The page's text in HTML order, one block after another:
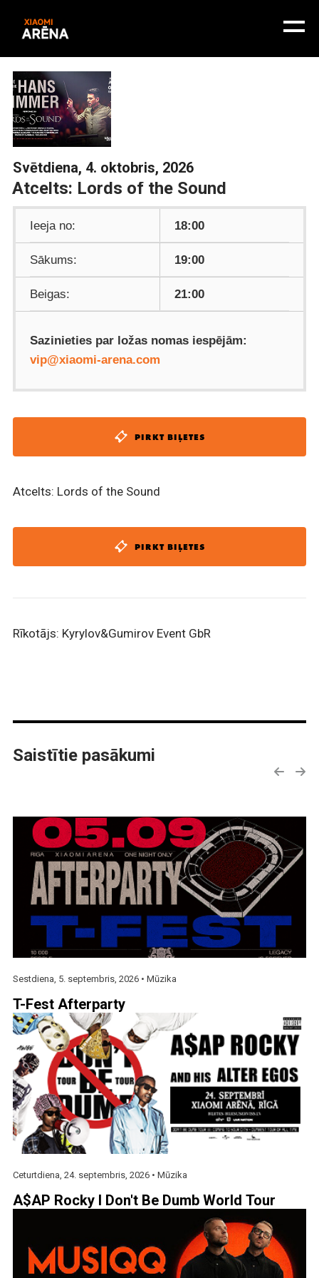
Svētdiena, 4. oktobris, 2026
Atcelts: Lords of the Sound
Ieeja no: 18:00
Sākums: 19:00
Beigas: 21:00
Sazinieties par ložas nomas iespējām:
vip@xiaomi-arena.com
PIRKT BIĻETES
Atcelts: Lords of the Sound
PIRKT BIĻETES
Rīkotājs: Kyrylov&Gumirov Event GbR
Saistītie pasākumi
Sestdiena, 5. septembris, 2026 • Mūzika
T-Fest Afterparty
Ceturtdiena, 24. septembris, 2026 • Mūzika
A$AP Rocky I Don't Be Dumb World Tour